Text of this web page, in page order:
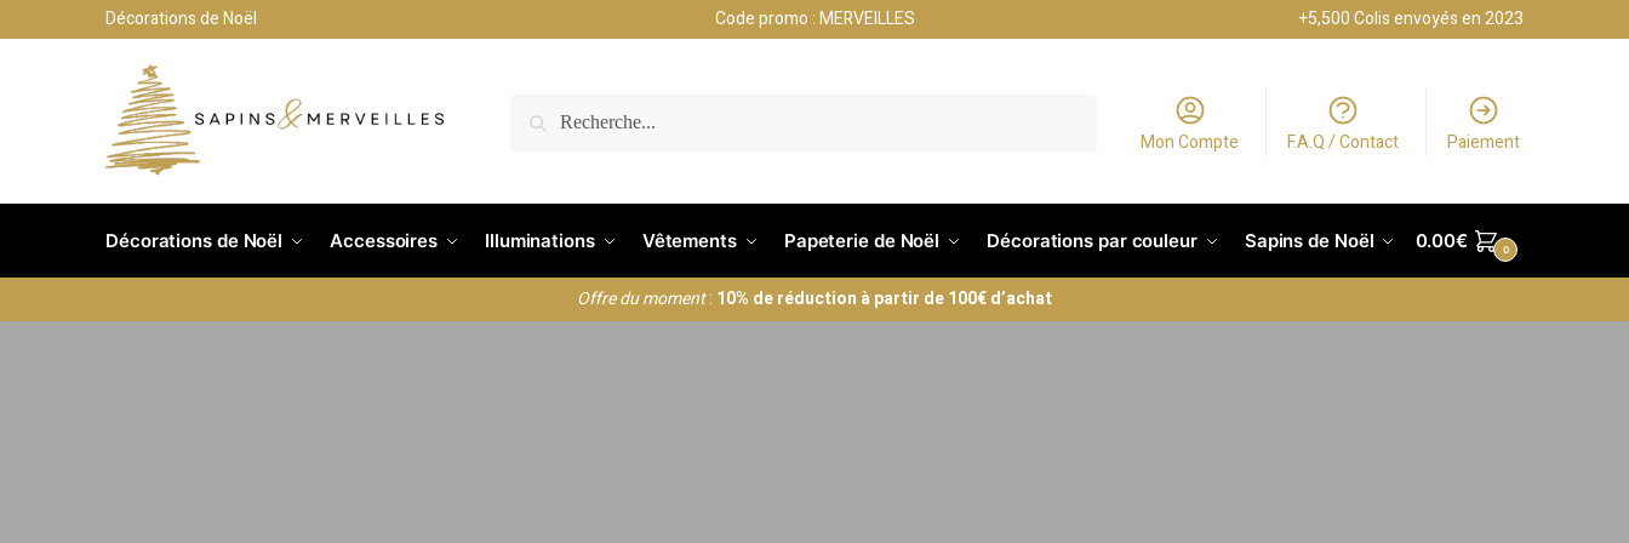
Décorations de Noël Code promo : MERVEILLES +5,500 Colis envoyés en 2023
RECHERCHE
Mon Compte F.A.Q / Contact Paiement
Décorations de Noël Accessoires Illuminations Vêtements Papeterie de Noël Décorations par couleur Sapins de Noël 0.00€ 0
Offre du moment: 10% de réduction à partir de 100€ d’achat